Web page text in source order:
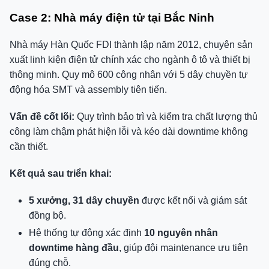
Case 2: Nhà máy điện tử tại Bắc Ninh
Nhà máy Hàn Quốc FDI thành lập năm 2012, chuyên sản
xuất linh kiện điện tử chính xác cho ngành ô tô và thiết bị
thông minh. Quy mô 600 công nhân với 5 dây chuyền tự
động hóa SMT và assembly tiên tiến.
Vấn đề cốt lõi: Quy trình bảo trì và kiểm tra chất lượng thủ
công làm chậm phát hiện lỗi và kéo dài downtime không
cần thiết.
Kết quả sau triển khai:
5 xưởng, 31 dây chuyền được kết nối và giám sát
đồng bộ.
Hệ thống tự động xác định 10 nguyên nhân
downtime hàng đầu, giúp đội maintenance ưu tiên
đúng chỗ.